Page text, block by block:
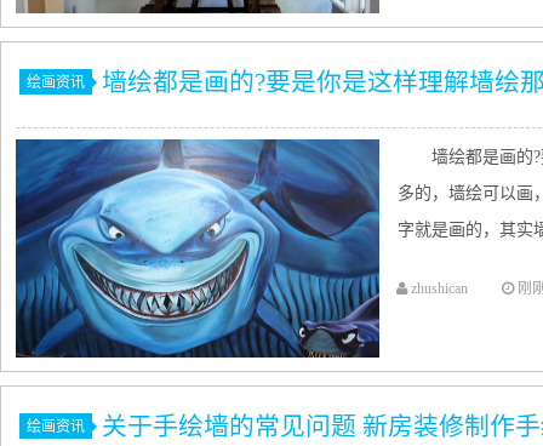
绘画资讯 墙绘都是画的?要是你是这样理解墙绘
墙绘都是画的
多的，墙绘可以画
字就是画的，其实
zhushican 刚
绘画资讯 关于手绘墙的常见问题 新房装修制作